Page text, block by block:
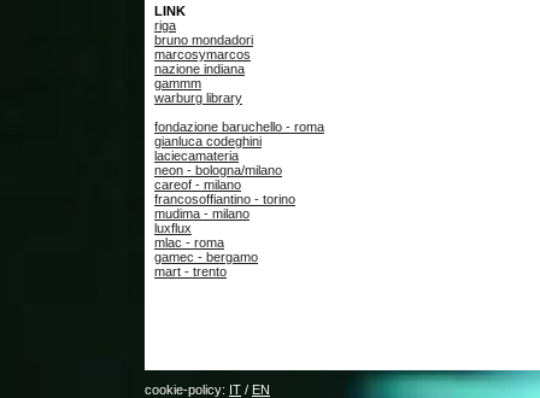
LINK
riga
bruno mondadori
marcosymarcos
nazione indiana
gammm
warburg library
fondazione baruchello - roma
gianluca codeghini
laciecamateria
neon - bologna/milano
careof - milano
francosoffiantino - torino
mudima - milano
luxflux
mlac - roma
gamec - bergamo
mart - trento
cookie-policy: IT / EN